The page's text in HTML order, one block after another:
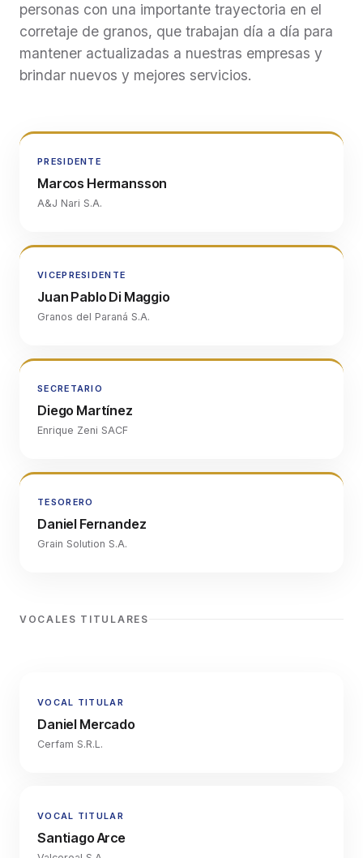
personas con una importante trayectoria en el
corretaje de granos, que trabajan día a día para
mantener actualizadas a nuestras empresas y
brindar nuevos y mejores servicios.
PRESIDENTE
Marcos Hermansson
A&J Nari S.A.
VICEPRESIDENTE
Juan Pablo Di Maggio
Granos del Paraná S.A.
SECRETARIO
Diego Martínez
Enrique Zeni SACF
TESORERO
Daniel Fernandez
Grain Solution S.A.
VOCALES TITULARES
VOCAL TITULAR
Daniel Mercado
Cerfam S.R.L.
VOCAL TITULAR
Santiago Arce